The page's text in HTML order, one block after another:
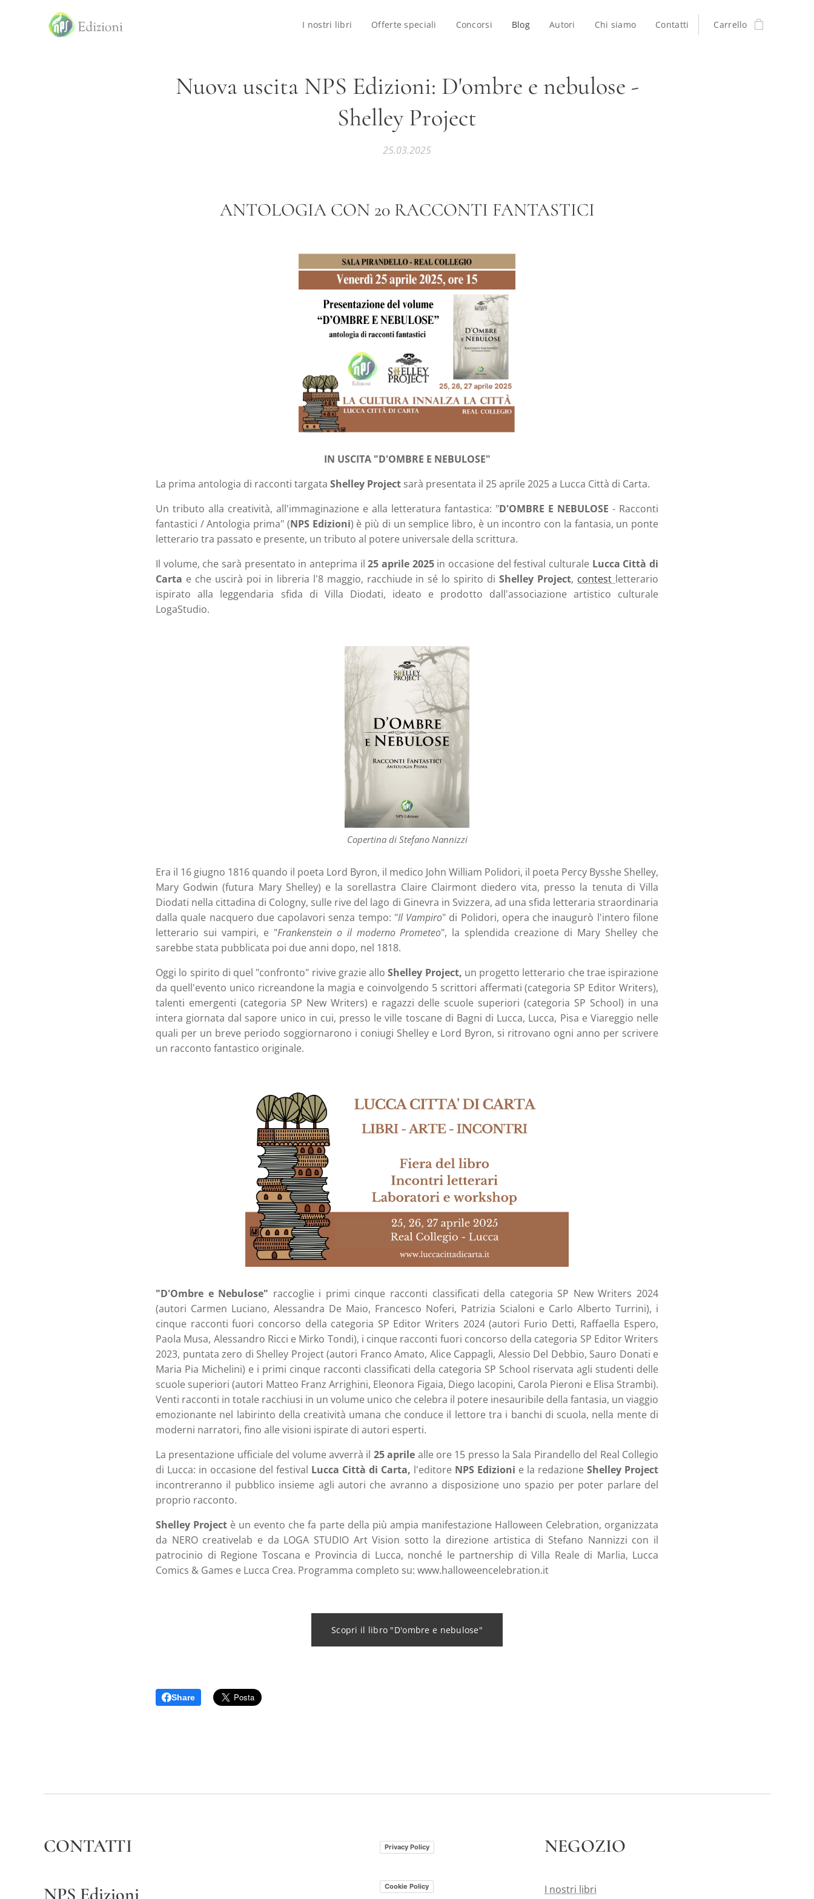
I nostri libri Offerte speciali Concorsi Blog Autori Chi siamo Contatti Carrello
Nuova uscita NPS Edizioni: D'ombre e nebulose -
Shelley Project
25.03.2025
ANTOLOGIA CON 20 RACCONTI FANTASTICI
IN USCITA "D'OMBRE E NEBULOSE"
La prima antologia di racconti targata Shelley Project sarà presentata il 25 aprile 2025 a Lucca Città di Carta.
Un tributo alla creatività, all'immaginazione e alla letteratura fantastica: "D'OMBRE E NEBULOSE - Racconti
fantastici / Antologia prima" (NPS Edizioni) è più di un semplice libro, è un incontro con la fantasia, un ponte
letterario tra passato e presente, un tributo al potere universale della scrittura.
Il volume, che sarà presentato in anteprima il25 aprile 2025 in occasione del festival culturale Lucca Città di
Carta e che uscirà poi in libreria l'8 maggio, racchiude in sé lo spirito diShelley Project, contest letterario
ispirato alla leggendaria sfida di Villa Diodati, ideato e prodotto dall'associazione artistico culturale
LogaStudio.
Copertina di Stefano Nannizzi
Era il 16 giugno 1816 quando il poeta Lord Byron, il medico John William Polidori, il poeta Percy Bysshe Shelley,
Mary Godwin (futura Mary Shelley) e la sorellastra Claire Clairmont diedero vita, presso la tenuta di Villa
Diodati nella cittadina di Cologny, sulle rive del lago di Ginevra in Svizzera, ad una sfida letteraria straordinaria
dalla quale nacquero due capolavori senza tempo: "Il Vampiro" di Polidori, opera che inaugurò l'intero filone
letterario sui vampiri, e "Frankenstein o il moderno Prometeo", la splendida creazione di Mary Shelley che
sarebbe stata pubblicata poi due anni dopo, nel 1818.
Oggi lo spirito di quel "confronto" rivive grazie alloShelley Project, un progetto letterario che trae ispirazione
da quell'evento unico ricreandone la magia e coinvolgendo 5 scrittori affermati (categoria SP Editor Writers),
talenti emergenti (categoria SP New Writers) e ragazzi delle scuole superiori (categoria SP School) in una
intera giornata dal sapore unico in cui, presso le ville toscane di Bagni di Lucca, Lucca, Pisa e Viareggio nelle
quali per un breve periodo soggiornarono i coniugi Shelley e Lord Byron, si ritrovano ogni anno per scrivere
un racconto fantastico originale.
"D'Ombre e Nebulose" raccoglie i primi cinque racconti classificati della categoria SP New Writers 2024
(autori Carmen Luciano, Alessandra De Maio, Francesco Noferi, Patrizia Scialoni e Carlo Alberto Turrini), i
cinque racconti fuori concorso della categoria SP Editor Writers 2024 (autori Furio Detti, Raffaella Espero,
Paola Musa, Alessandro Ricci e Mirko Tondi), i cinque racconti fuori concorso della categoria SP Editor Writers
2023, puntata zero di Shelley Project (autori Franco Amato, Alice Cappagli, Alessio Del Debbio, Sauro Donati e
Maria Pia Michelini) e i primi cinque racconti classificati della categoria SP School riservata agli studenti delle
scuole superiori (autori Matteo Franz Arrighini, Eleonora Figaia, Diego Iacopini, Carola Pieroni e Elisa Strambi).
Venti racconti in totale racchiusi in un volume unico che celebra il potere inesauribile della fantasia, un viaggio
emozionante nel labirinto della creatività umana che conduce il lettore tra i banchi di scuola, nella mente di
moderni narratori, fino alle visioni ispirate di autori esperti.
La presentazione ufficiale del volume avverrà il 25 aprile alle ore 15 presso la Sala Pirandello del Real Collegio
di Lucca: in occasione del festival Lucca Città di Carta, l'editore NPS Edizioni e la redazione Shelley Project
incontreranno il pubblico insieme agli autori che avranno a disposizione uno spazio per poter parlare del
proprio racconto.
Shelley Project è un evento che fa parte della più ampia manifestazione Halloween Celebration, organizzata
da NERO creativelab e da LOGA STUDIO Art Vision sotto la direzione artistica di Stefano Nannizzi con il
patrocinio di Regione Toscana e Provincia di Lucca, nonché le partnership di Villa Reale di Marlia, Lucca
Comics & Games e Lucca Crea. Programma completo su: www.halloweencelebration.it
Scopri il libro "D'ombre e nebulose"
Share
CONTATTI
NPS Edizioni
Privacy Policy
Cookie Policy
NEGOZIO
I nostri libri